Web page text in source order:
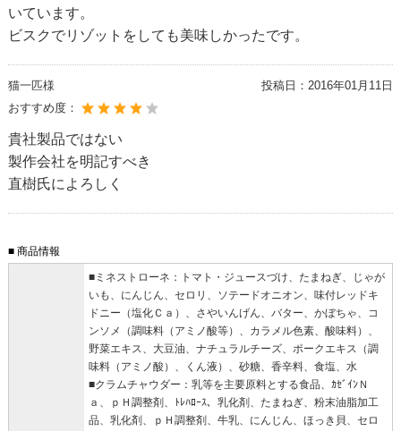
いています。
ビスクでリゾットをしても美味しかったです。
猫一匹様 投稿日： 2016年01月11日
おすすめ度：
貴社製品ではない
製作会社を明記すべき
直樹氏によろしく
■ 商品情報
■ミネストローネ：トマト・ジュースづけ、たまねぎ、じゃが
いも、にんじん、セロリ、ソテードオニオン、味付レッドキ
ドニー（塩化Ｃａ）、さやいんげん、バター、かぼちゃ、コ
ンソメ（調味料（アミノ酸等）、カラメル色素、酸味料）、
野菜エキス、大豆油、ナチュラルチーズ、ポークエキス（調
味料（アミノ酸）、くん液）、砂糖、香辛料、食塩、水
■クラムチャウダー：乳等を主要原料とする食品、ｶｾﾞｲﾝＮ
ａ、ｐＨ調整剤、ﾄﾚﾊﾛｰｽ、乳化剤、たまねぎ、粉末油脂加工
品、乳化剤、ｐＨ調整剤、牛乳、にんじん、ほっき貝、セロ